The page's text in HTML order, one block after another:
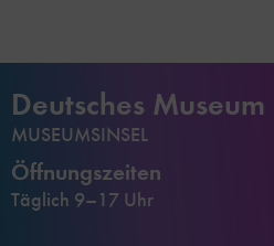
Deutsches Museum
MUSEUMSINSEL
Öffnungszeiten
Täglich 9–17 Uhr